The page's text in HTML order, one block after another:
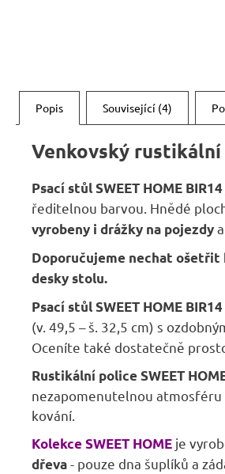
Popis Související (4)
Venkovský rustikální
Psací stůl SWEET HOME BIR14
ředitelnou barvou. Hnědé
vyrobeny i drážky na pojezdy
Doporučujeme nechat ošetřit
desky stolu.
Psací stůl SWEET HOME BIR14
(v. 49,5 – š. 32,5 cm) s
Oceníte také dostatečně
Rustikální police SWEET
nezapomenutelnou atmosféru
kování.
Kolekce SWEET HOME je
dřeva- pouze dna šuplíků a